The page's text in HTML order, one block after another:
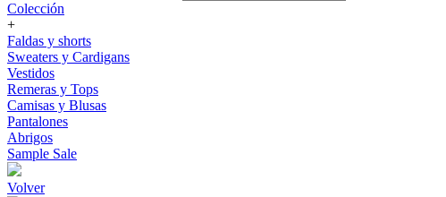
Colección
+
Faldas y shorts
Sweaters y Cardigans
Vestidos
Remeras y Tops
Camisas y Blusas
Pantalones
Abrigos
Sample Sale
Volver